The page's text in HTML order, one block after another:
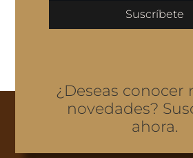
¿Deseas conocer
novedades?
ahora.
Suscríbete